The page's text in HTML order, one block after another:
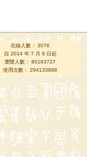
在線人數： 3076
自 2014 年 7 月 8 日起
瀏覽人數： 80183727
使用次數： 294133888